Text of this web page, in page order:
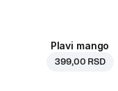
Plavi mango
399,00 RSD